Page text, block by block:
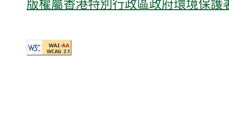
版權屬香港特別行政區政府環境保護